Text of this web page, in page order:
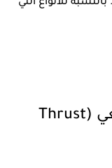
للأنواع التي
1. خلوص الحركة للبلى الدفعي (Thrust